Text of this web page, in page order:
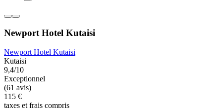
Newport Hotel Kutaisi
Newport Hotel Kutaisi
Kutaisi
9,4/10
Exceptionnel
(61 avis)
115 €
taxes et frais compris